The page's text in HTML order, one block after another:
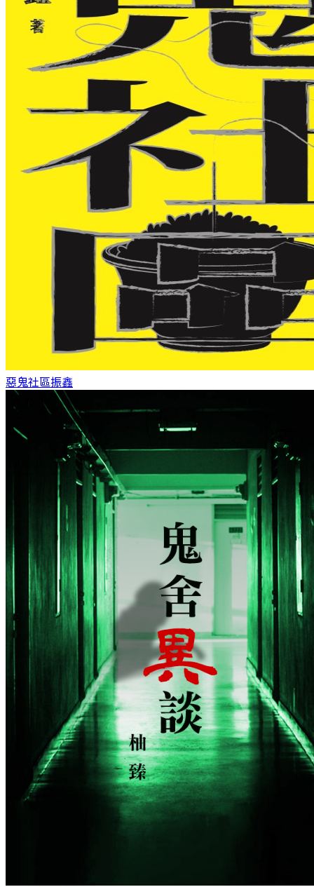
惡鬼社區振鑫